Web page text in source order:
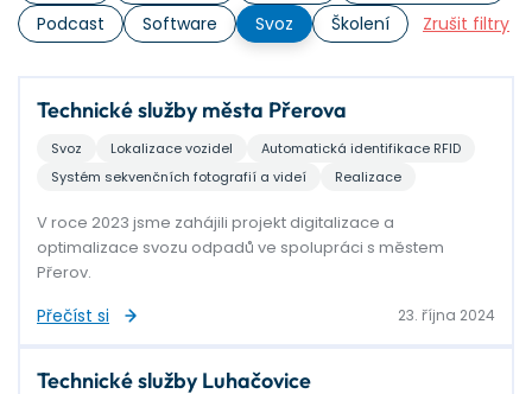
Podcast
Software Svoz Školení Zrušit filtry
Technické služby města Přerova
Svoz Lokalizace vozidel
Automatická identifikace RFID
Systém sekvenčních fotografií a videí
Realizace
V roce 2023 jsme zahájili projekt digitalizace a
optimalizace svozu odpadů ve spolupráci s městem
Přerov.
Přečíst si 23. října 2024
Technické služby Luhačovice